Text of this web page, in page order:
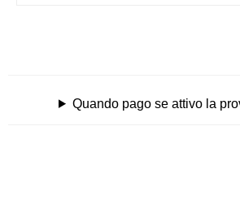
Quando pago se attivo la